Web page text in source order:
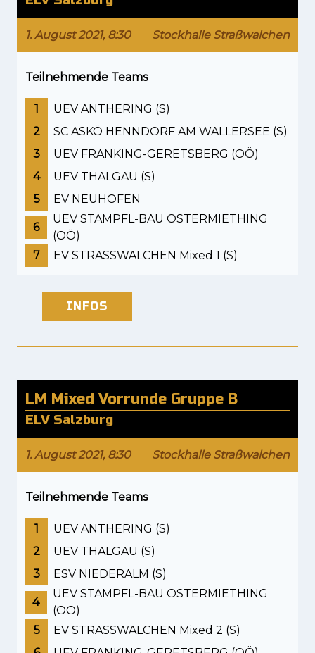
1. August 2021, 8:30 Stockhalle Straßwalchen
Teilnehmende Teams
1
UEV ANTHERING (S)
2
SC ASKÖ HENNDORF AM WALLERSEE (S)
3
UEV FRANKING-GERETSBERG (OÖ)
4
UEV THALGAU (S)
5
EV NEUHOFEN
6
UEV STAMPFL-BAU OSTERMIETHING
(OÖ)
7
EV STRASSWALCHEN Mixed 1 (S)
INFOS
LM Mixed Vorrunde Gruppe B
ELV Salzburg
1. August 2021, 8:30 Stockhalle Straßwalchen
Teilnehmende Teams
1
UEV ANTHERING (S)
2
UEV THALGAU (S)
3
ESV NIEDERALM (S)
4
UEV STAMPFL-BAU OSTERMIETHING
(OÖ)
5
EV STRASSWALCHEN Mixed 2 (S)